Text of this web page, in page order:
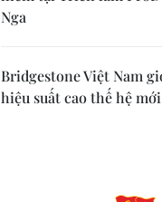
Nga
Bridgestone Việt Nam
hiệu suất cao thế hệ